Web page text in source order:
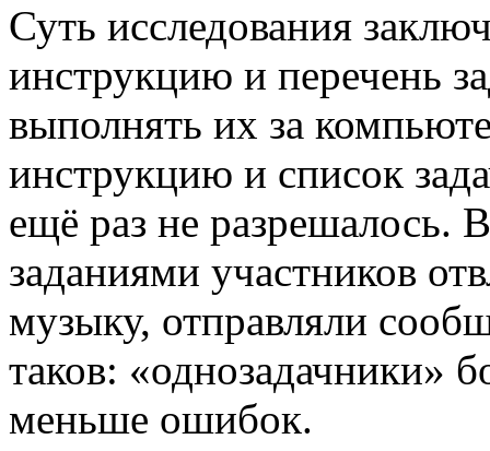
Суть исследования
инструкцию и перечень
выполнять их за
инструкцию и список
ещё раз не разрешалось.
заданиями участников
музыку, отправляли
таков: «однозадачники»
меньше ошибок.